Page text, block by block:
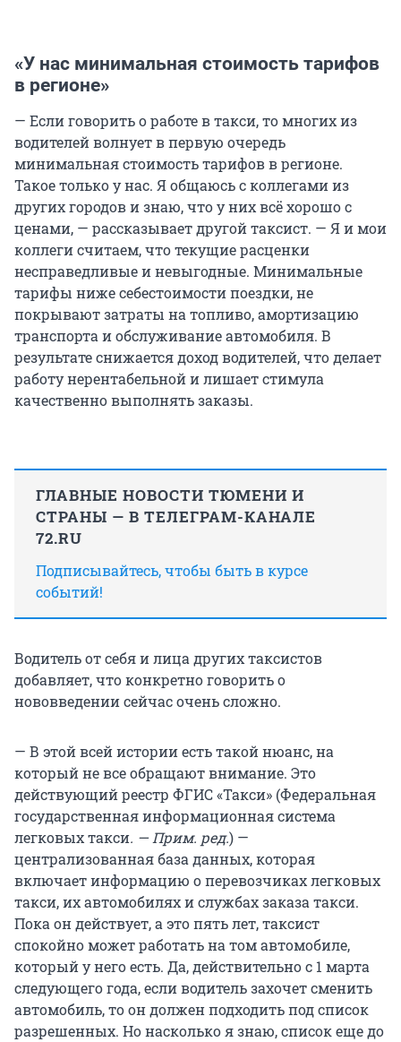
«У нас минимальная стоимость тарифов
в регионе»
— Если говорить о работе в такси, то многих из
водителей волнует в первую очередь
минимальная стоимость тарифов в регионе.
Такое только у нас. Я общаюсь с коллегами из
других городов и знаю, что у них всё хорошо с
ценами, — рассказывает другой таксист. — Я и мои
коллеги считаем, что текущие расценки
несправедливые и невыгодные. Минимальные
тарифы ниже себестоимости поездки, не
покрывают затраты на топливо, амортизацию
транспорта и обслуживание автомобиля. В
результате снижается доход водителей, что делает
работу нерентабельной и лишает стимула
качественно выполнять заказы.
ГЛАВНЫЕ НОВОСТИ ТЮМЕНИ И
СТРАНЫ — В ТЕЛЕГРАМ-КАНАЛЕ
72.RU
Подписывайтесь, чтобы быть в курсе
событий!
Водитель от себя и лица других таксистов
добавляет, что конкретно говорить о
нововведении сейчас очень сложно.
— В этой всей истории есть такой нюанс, на
который не все обращают внимание. Это
действующий реестр ФГИС «Такси» (Федеральная
государственная информационная система
легковых такси. — Прим. ред.) —
централизованная база данных, которая
включает информацию о перевозчиках легковых
такси, их автомобилях и службах заказа такси.
Пока он действует, а это пять лет, таксист
спокойно может работать на том автомобиле,
который у него есть. Да, действительно с 1 марта
следующего года, если водитель захочет сменить
автомобиль, то он должен подходить под список
разрешенных. Но насколько я знаю, список еще до